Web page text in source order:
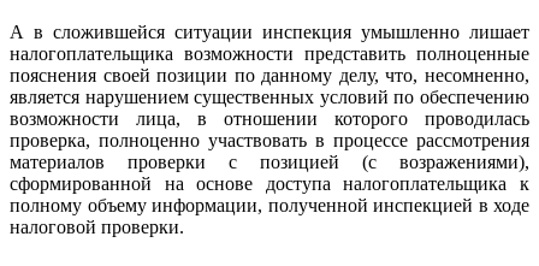
А в сложившейся ситуации инспекция умышленно лишает
налогоплательщика возможности представить полноценные
пояснения своей позиции по данному делу, что, несомненно,
является нарушением существенных условий по обеспечению
возможности лица, в отношении которого проводилась
проверка, полноценно участвовать в процессе рассмотрения
материалов проверки с позицией (с возражениями),
сформированной на основе доступа налогоплательщика к
полному объему информации, полученной инспекцией в ходе
налоговой проверки.